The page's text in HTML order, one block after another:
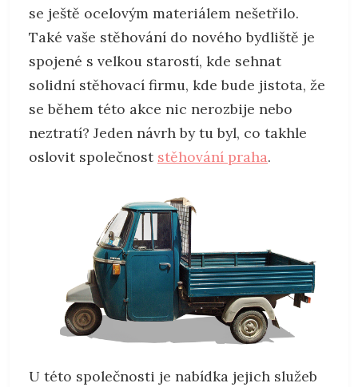
se ještě ocelovým materiálem nešetřilo.
Také vaše stěhování do nového bydliště je
spojené s velkou starostí, kde sehnat
solidní stěhovací firmu, kde bude jistota, že
se během této akce nic nerozbije nebo
neztratí? Jeden návrh by tu byl, co takhle
oslovit společnost stěhování praha.
U této společnosti je nabídka jejich služeb